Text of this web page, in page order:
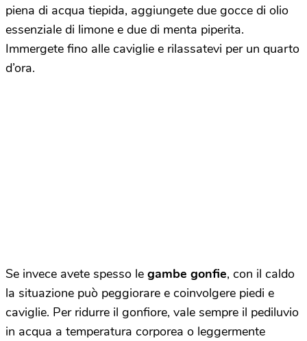
piena di acqua tiepida, aggiungete due gocce di olio
essenziale di limone e due di menta piperita.
Immergete fino alle caviglie e rilassatevi per un quarto
d’ora.
Se invece avete spesso le gambe gonfie, con il caldo
la situazione può peggiorare e coinvolgere piedi e
caviglie. Per ridurre il gonfiore, vale sempre il pediluvio
in acqua a temperatura corporea o leggermente